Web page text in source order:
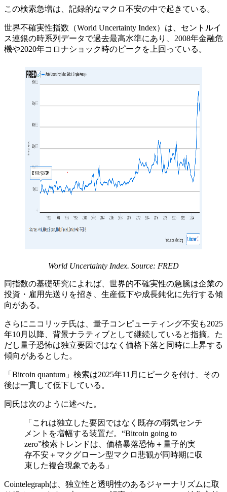
この検索急増は、記録的なマクロ不安の中で起きている。
世界不確実性指数（World Uncertainty Index）は、セントルイ
ス連銀の時系列データで過去最高水準にあり、2008年金融危
機や2020年コロナショック時のピークを上回っている。
World Uncertainty Index. Source: FRED
同指数の基礎研究によれば、世界的不確実性の急騰は企業の
投資・雇用先送りを招き、生産低下や成長鈍化に先行する傾
向がある。
さらにニコリッチ氏は、量子コンピューティング不安も2025
年10月以降、背景ナラティブとして継続していると指摘。た
だし量子恐怖は独立要因ではなく価格下落と同時に上昇する
傾向があるとした。
「Bitcoin quantum」検索は2025年11月にピークを付け、その
後は一貫して低下している。
同氏は次のように述べた。
「これは独立した要因ではなく既存の弱気センチ
メントを増幅する装置だ。“Bitcoin going to
zero”検索トレンドは、価格暴落恐怖＋量子的実
存不安＋マクグローン型マクロ悲観が同時期に収
束した複合現象である」
Cointelegraphは、独立性と透明性のあるジャーナリズムに取